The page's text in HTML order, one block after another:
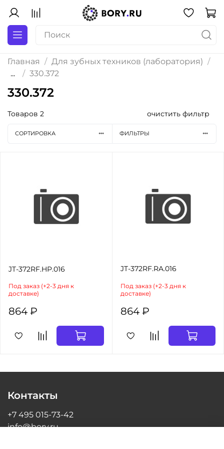
Главная
Для зубных техников (лаборатория)
...
330.372
330.372
Товаров 2 очистить фильтр
СОРТИРОВКА ФИЛЬТРЫ
JT-372RF.HP.016
Под заказ (+2-3 дня к
доставке)
864 ₽
JT-372RF.RA.016
Под заказ (+2-3 дня к
доставке)
864 ₽
Контакты
+7 495 015-73-42
info@bory.ru